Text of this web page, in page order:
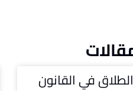
في القانون